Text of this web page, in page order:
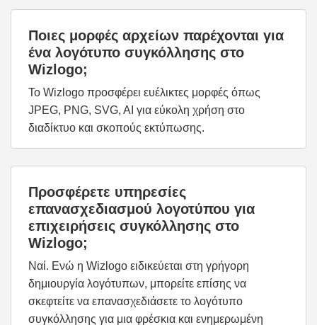
Ποιες μορφές αρχείων παρέχονται για
ένα λογότυπο συγκόλλησης στο
Wizlogo;
Το Wizlogo προσφέρει ευέλικτες μορφές όπως
JPEG, PNG, SVG, AI για εύκολη χρήση στο
διαδίκτυο και σκοπούς εκτύπωσης.
Προσφέρετε υπηρεσίες
επανασχεδιασμού λογοτύπου για
επιχειρήσεις συγκόλλησης στο
Wizlogo;
Ναί. Ενώ η Wizlogo ειδικεύεται στη γρήγορη
δημιουργία λογότυπων, μπορείτε επίσης να
σκεφτείτε να επανασχεδιάσετε το λογότυπο
συγκόλλησης για μια φρέσκια και ενημερωμένη